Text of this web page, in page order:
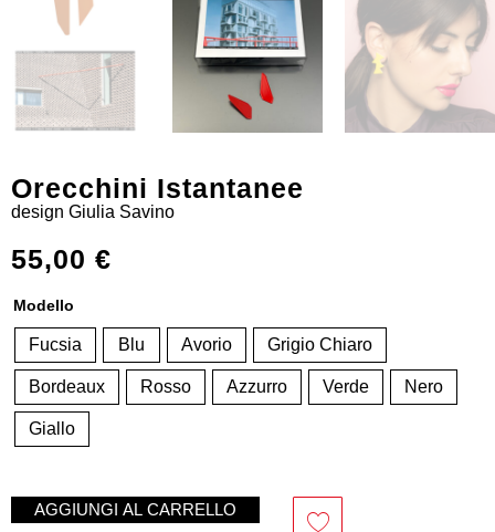
Orecchini Istantanee
design Giulia Savino
55,00 €
Modello
Fucsia Blu Avorio Grigio Chiaro
Bordeaux Rosso Azzurro Verde Nero
Giallo
AGGIUNGI AL CARRELLO